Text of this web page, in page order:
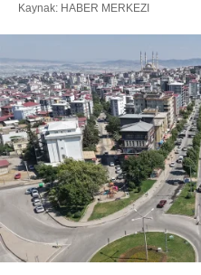
Kaynak: HABER MERKEZI